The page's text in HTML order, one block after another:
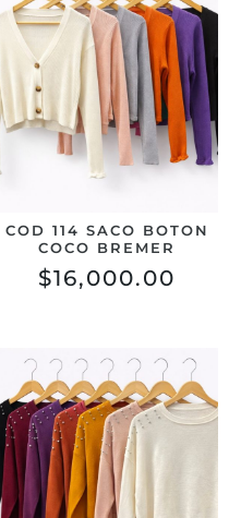
COD 114 SACO BOTON
COCO BREMER
$16,000.00